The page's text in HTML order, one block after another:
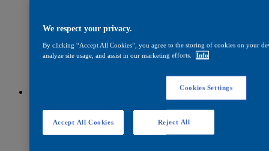
Farbkollektionen für den Außenbereich
— Joinery Colour Classics Plus
— Never Ending Impressions
Systemübersicht Innenbereich
Systemübersicht Außenbereich
Feuerhemmendes System
We respect your privacy.
By clicking “Accept All Cookies”, you agree to the storing of cookies on your
analyze site usage, and assist in our marketing efforts.
Info
Cookies Settings
Reject All
Accept All Cookies